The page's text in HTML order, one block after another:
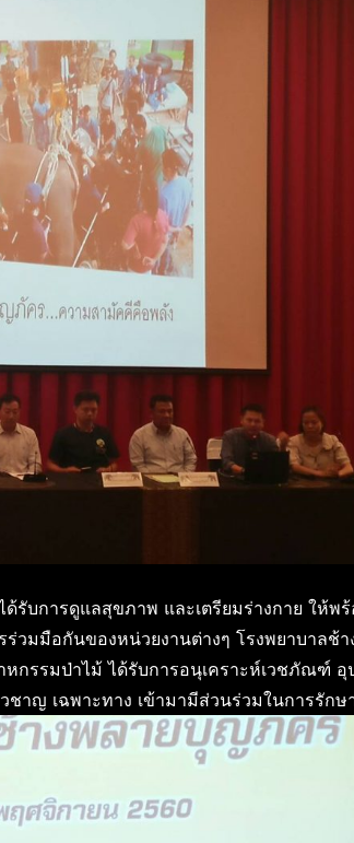
รับการดูแลสุขภาพ และเตรียมร่างกาย ให้พ
วมมือกันของหน่วยงานต่างๆ โรงพยาบาลช้า
กรรมป่าไม้ ได้รับการอนุเคราะห์เวชภัณฑ์
าญ เฉพาะทาง เข้ามามีส่วนร่วมในการรักษ